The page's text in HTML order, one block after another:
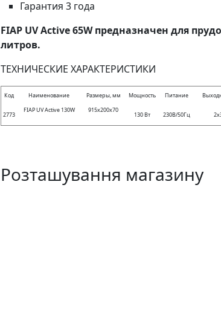
Гарантия 3 года
FIAP UV Active 65W предназначен для
литров.
ТЕХНИЧЕСКИЕ ХАРАКТЕРИСТИКИ
Код Наименование Размеры, мм Мощность Питание
2773
FIAP UV Active 130W 915х200х70
130 Вт 230В/50Гц
Розташування магазину